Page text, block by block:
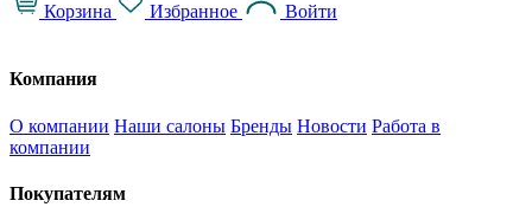
Корзина Избранное Войти
Компания
О компании Наши салоны Бренды Новости Работа в
компании
Покупателям